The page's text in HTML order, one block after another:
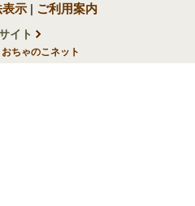
示 | ご利用案内
イト
おちゃのこネット